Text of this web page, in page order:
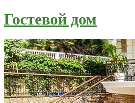
Гостевой дом